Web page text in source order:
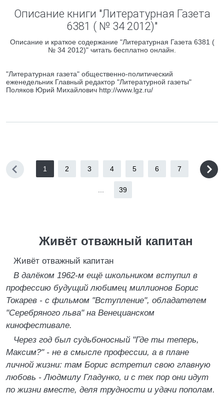
Описание книги "Литературная Газета
6381 ( № 34 2012)"
Описание и краткое содержание "Литературная Газета 6381 (
№ 34 2012)" читать бесплатно онлайн.
"Литературная газета" общественно-политический
еженедельник Главный редактор "Литературной газеты"
Поляков Юрий Михайлович http://www.lgz.ru/
1 2 3 4 5 6 7
39
Живёт отважный капитан
Живёт отважный капитан
В далёком 1962-м ещё школьником вступил в
профессию будущий любимец миллионов Борис
Токарев - с фильмом "Вступление", обладателем
"Серебряного льва" на Венецианском
кинофестивале.
Через год был судьбоносный "Где ты теперь,
Максим?" - не в смысле профессии, а в плане
личной жизни: там Борис встретил свою главную
любовь - Людмилу Гладунко, и с тех пор они идут
по жизни вместе, деля трудности и удачи пополам.